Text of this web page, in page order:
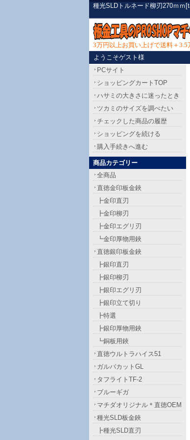
種光SLDトルネード柳刃270ｍｍ
3万円以上お買い上げで送料＋
ようこそゲスト様
PCサイト
ショッピングカートTOP
ハサミの大きさに迷ったとき
ツカミのサイズを調べたい
チェックした商品の履歴
ショッピングを続ける
購入手続きへ進む
商品カテゴリー
全商品
直徳金印板金鋏
┣金印直刃
┣金印柳刃
┣金印エグリ刃
┗金印厚物用鋏
直徳銀印板金鋏
┣銀印直刃
┣銀印柳刃
┣銀印エグリ刃
┣銀印立て切り
┣特選
┣銀印厚物用鋏
┗銅板用鋏
直徳ウルトラハイス51
ガルバカットGL
タフライトTF-2
ブルーギガ
マチダオリジナル＊直徳OEM
種光SLD板金鋏
┣種光SLD直刃